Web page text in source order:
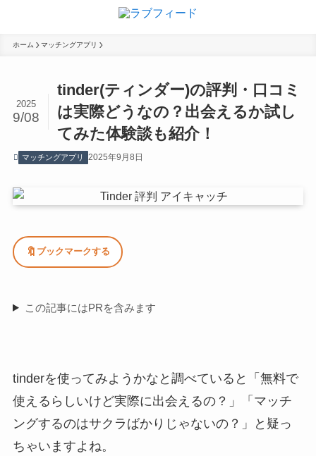
ホーム マッチングアプリ
tinder(ティンダー)の評判・口コミ
は実際どうなの？出会えるか試し
てみた体験談も紹介！
2025
9/08
マッチングアプリ 2025年9月8日
🔖 ブックマークする
この記事にはPRを含みます
tinderを使ってみようかなと調べていると「無料で
使えるらしいけど実際に出会えるの？」「マッチ
ングするのはサクラばかりじゃないの？」と疑っ
ちゃいますよね。